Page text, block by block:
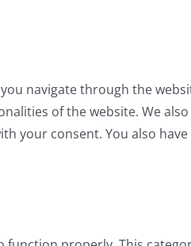
navigate through the
of the website. We
your consent. You also